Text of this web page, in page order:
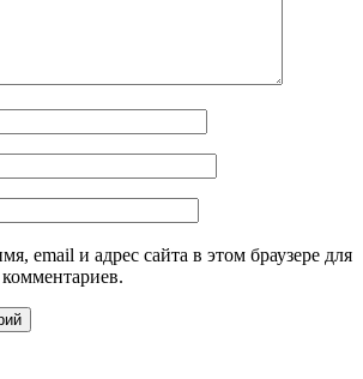
email и адрес сайта в этом браузере для